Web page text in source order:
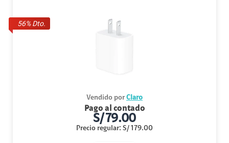
56% Dto.
Vendido por Claro
Pago al contado
S/79.00
Precio regular: S/ 179.00